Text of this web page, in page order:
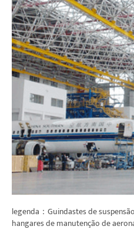
legenda：Guindastes de
hangares de manutenção de